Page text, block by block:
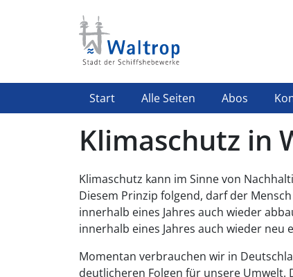
Highlight Menü
Start Alle Seiten Abos
Klimaschutz in
Klimaschutz kann im Sinne von
Diesem Prinzip folgend, darf der
innerhalb eines Jahres auch wieder
innerhalb eines Jahres auch wieder neu
Momentan verbrauchen wir in
deutlicheren Folgen für unsere Umwelt.